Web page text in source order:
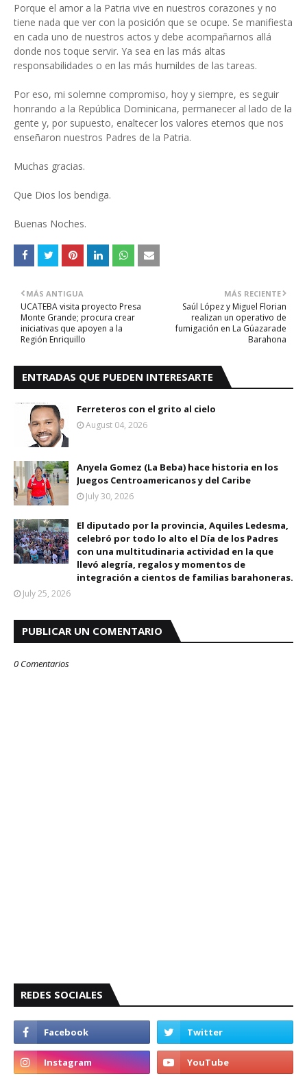
Porque el amor a la Patria vive en nuestros corazones y no
tiene nada que ver con la posición que se ocupe. Se manifiesta
en cada uno de nuestros actos y debe acompañarnos allá
donde nos toque servir. Ya sea en las más altas
responsabilidades o en las más humildes de las tareas.
Por eso, mi solemne compromiso, hoy y siempre, es seguir
honrando a la República Dominicana, permanecer al lado de la
gente y, por supuesto, enaltecer los valores eternos que nos
enseñaron nuestros Padres de la Patria.
Muchas gracias.
Que Dios los bendiga.
Buenas Noches.
MÁS RECIENTE
Saúl López y Miguel Florian
realizan un operativo de
fumigación en La Gúazarade
Barahona
MÁS ANTIGUA
UCATEBA visita proyecto Presa
Monte Grande; procura crear
iniciativas que apoyen a la
Región Enriquillo
ENTRADAS QUE PUEDEN INTERESARTE
Ferreteros con el grito al cielo
August 04, 2026
Anyela Gomez (La Beba) hace historia en los
Juegos Centroamericanos y del Caribe
July 30, 2026
El diputado por la provincia, Aquiles Ledesma,
celebró por todo lo alto el Día de los Padres
con una multitudinaria actividad en la que
llevó alegría, regalos y momentos de
integración a cientos de familias barahoneras.
July 25, 2026
PUBLICAR UN COMENTARIO
0 Comentarios
REDES SOCIALES